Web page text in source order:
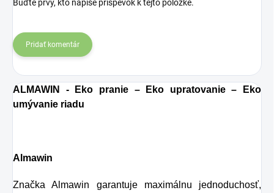
Buďte prvý, kto napíše príspevok k tejto položke.
Pridať komentár
ALMAWIN - Eko pranie – Eko upratovanie – Eko
umývanie riadu
Almawin
Značka Almawin garantuje maximálnu jednoduchosť,